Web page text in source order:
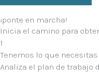
¡ponte en marcha!
Inicia el camino para
1
Tenemos lo que necesitas ...
Analiza el plan de trabajo